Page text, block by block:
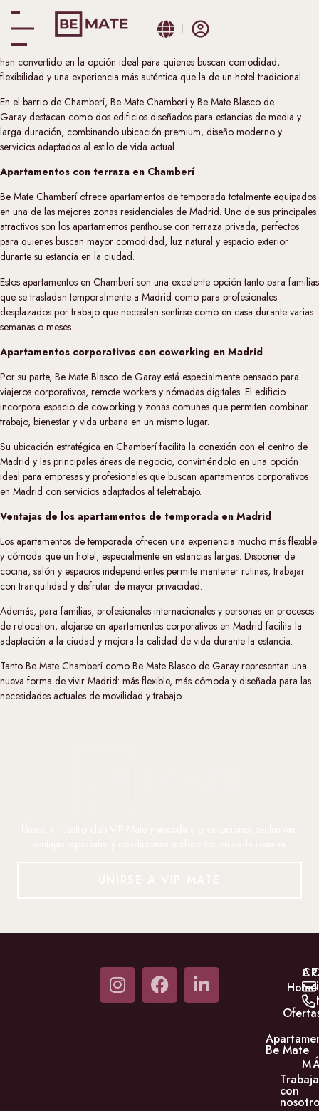
Madrid se ha consolidado como uno de los principales destinos europeos
para profesionales internacionales, familias y nómadas digitales. En este
nuevo contexto de movilidad, los apartamentos corporativos en Madrid se
han convertido en la opción ideal para quienes buscan comodidad,
flexibilidad y una experiencia más auténtica que la de un hotel tradicional.
En el barrio de Chamberí, Be Mate Chamberíy Be Mate Blasco de
Garay destacan como dos edificios diseñados para estancias de media y
larga duración, combinando ubicación premium, diseño moderno y
servicios adaptados al estilo de vida actual.
Apartamentos con terraza en Chamberí
Be Mate Chamberí ofrece apartamentos de temporada totalmente equipados
en una de las mejores zonas residenciales de Madrid. Uno de sus principales
atractivos son los apartamentos penthouse con terraza privada, perfectos
para quienes buscan mayor comodidad, luz natural y espacio exterior
durante su estancia en la ciudad.
Estos apartamentos en Chamberí son una excelente opción tanto para familias
que se trasladan temporalmente a Madrid como para profesionales
desplazados por trabajo que necesitan sentirse como en casa durante varias
semanas o meses.
Apartamentos corporativos con coworking en Madrid
Por su parte, Be Mate Blasco de Garay está especialmente pensado para
viajeros corporativos, remote workers y nómadas digitales. El edificio
incorpora espacio de coworking y zonas comunes que permiten combinar
trabajo, bienestar y vida urbana en un mismo lugar.
Su ubicación estratégica en Chamberí facilita la conexión con el centro de
Madrid y las principales áreas de negocio, convirtiéndolo en una opción
ideal para empresas y profesionales que buscan apartamentos corporativos
en Madrid con servicios adaptados al teletrabajo.
Ventajas de los apartamentos de temporada en Madrid
Los apartamentos de temporada ofrecen una experiencia mucho más flexible
y cómoda que un hotel, especialmente en estancias largas. Disponer de
cocina, salón y espacios independientes permite mantener rutinas, trabajar
con tranquilidad y disfrutar de mayor privacidad.
Además, para familias, profesionales internacionales y personas en procesos
de relocation, alojarse en apartamentos corporativos en Madrid facilita la
adaptación a la ciudad y mejora la calidad de vida durante la estancia.
Tanto Be Mate Chamberícomo Be Mate Blasco de Garay representan una
nueva forma de vivir Madrid: más flexible, más cómoda y diseñada para las
necesidades actuales de movilidad y trabajo.
Home
Be Mate
Trabaja
con